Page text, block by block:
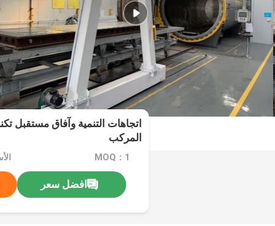
اتجاهات التنمية وآفاق مستقبل
المركب
MOQ：1
افضل سعر